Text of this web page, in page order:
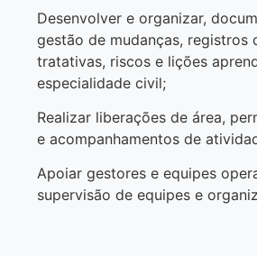
Desenvolver e organizar,
gestão de mudanças, registros
tratativas, riscos e lições
especialidade civil;
Realizar liberações de área,
e acompanhamentos de
Apoiar gestores e equipes
supervisão de equipes e